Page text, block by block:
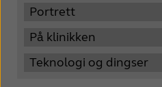
Portrett
På klinikken
Teknologi og dingser